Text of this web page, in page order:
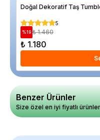
5
%19 ₺ 1.460
₺ 1.180
Benzer Ürünler
Size özel en iyi fiyatlı